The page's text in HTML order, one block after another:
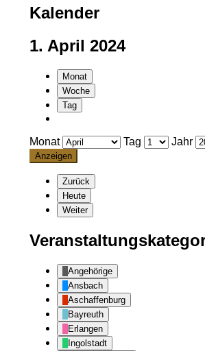
Kalender
1. April 2024
Monat
Woche
Tag
Monat Tag Jahr
Zurück
Heute
Weiter
Angehörige
Ansbach
Aschaffenburg
Bayreuth
Erlangen
Ingolstadt